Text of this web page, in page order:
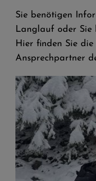
Sie benötigen
Langlauf oder Sie
Hier finden Sie die
Ansprechpartner